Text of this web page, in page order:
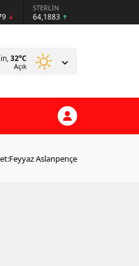
STERLİN
64,1883
32°C
Açık
Aslanpençe